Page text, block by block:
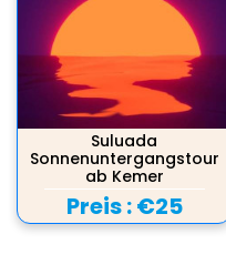
Suluada
Sonnenuntergangstour
ab Kemer
Preis :€25